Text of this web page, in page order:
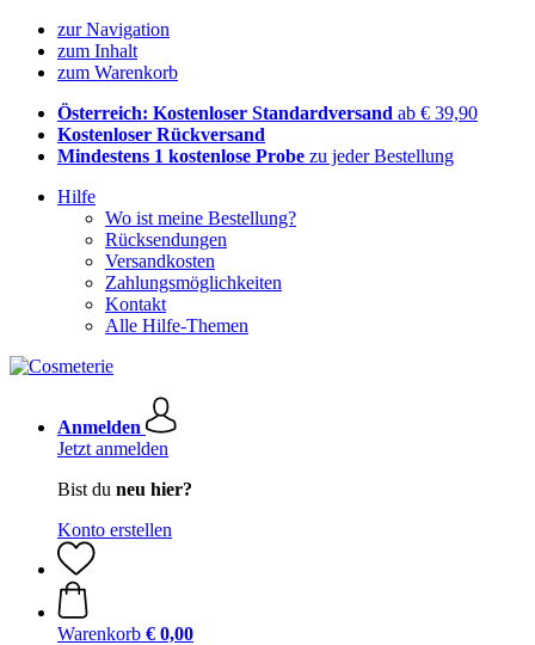
zur Navigation
zum Inhalt
zum Warenkorb
Österreich: Kostenloser Standardversand ab € 39,90
Kostenloser Rückversand
Mindestens 1 kostenlose Probe zu jeder Bestellung
Hilfe
Wo ist meine Bestellung?
Rücksendungen
Versandkosten
Zahlungsmöglichkeiten
Kontakt
Alle Hilfe-Themen
Anmelden
Jetzt anmelden
Bist du neu hier?
Konto erstellen
Warenkorb € 0,00